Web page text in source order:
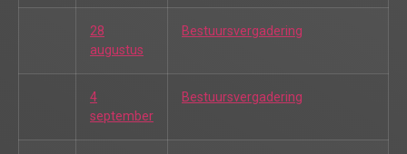
28
augustus
Bestuursvergadering
4
september
Bestuursvergadering